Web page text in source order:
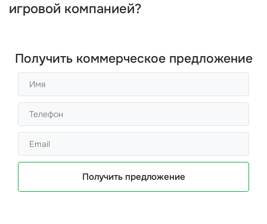
игровой компанией?
Получить коммерческое предложение
Получить предложение